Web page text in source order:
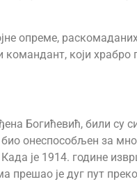
опреме,
који храбро
Богићевић, били су
онеспособљен за
је 1914. године
прешао је дуг пут